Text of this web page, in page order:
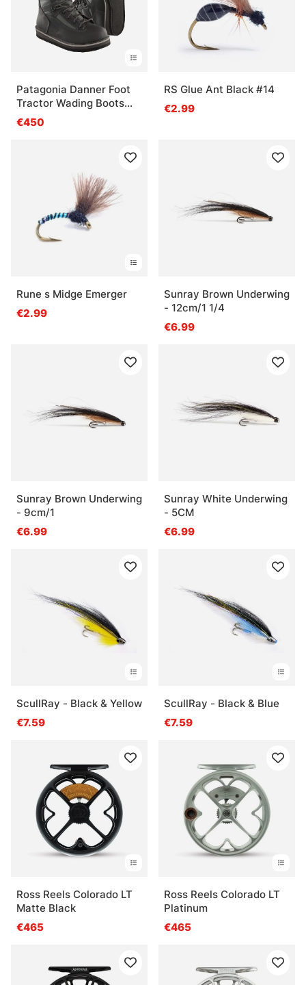
Patagonia Danner Foot
Tractor Wading Boots
Felt
€450
RS Glue Ant Black #14
€2.99
Rune s Midge Emerger
€2.99
Sunray Brown Underwing
- 12cm/1 1/4
€6.99
Sunray Brown Underwing
- 9cm/1
€6.99
Sunray White Underwing
- 5CM
€6.99
ScullRay - Black & Yellow
€7.59
ScullRay - Black & Blue
€7.59
Ross Reels Colorado LT
Matte Black
€465
Ross Reels Colorado LT
Platinum
€465